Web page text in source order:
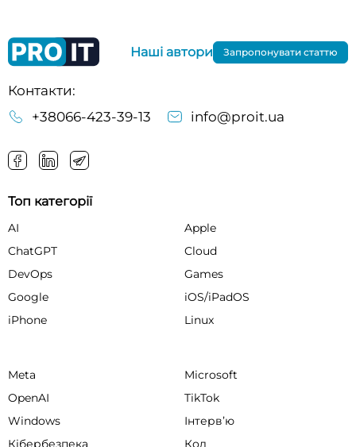
Контакти:
+38066-423-39-13
info@proit.ua
Наші автори Запропонувати статтю
Топ категорії
AI
Apple
ChatGPT
Cloud
DevOps
Games
Google
iOS/iPadOS
iPhone
Linux
Meta
Microsoft
OpenAI
TikTok
Windows
Інтервʼю
Кібербезпека
Код